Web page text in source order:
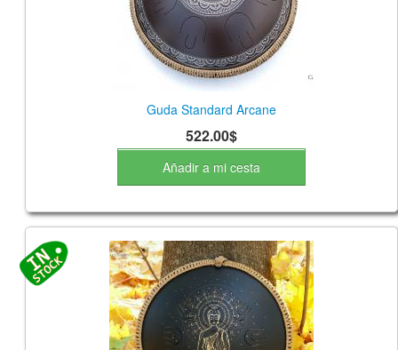
Guda Standard Arcane
522.00$
Añadir a mi cesta